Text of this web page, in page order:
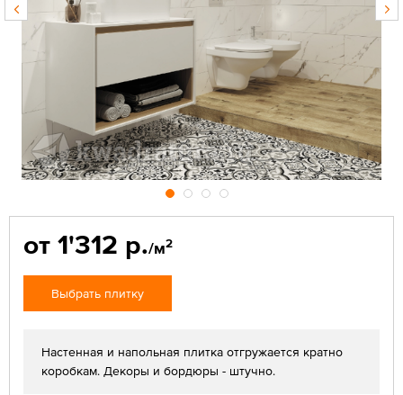
от 1'312 р./м2
Выбрать плитку
Настенная и напольная плитка отгружается кратно
коробкам. Декоры и бордюры - штучно.